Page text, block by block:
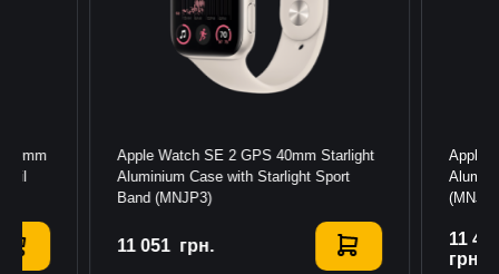
49mm
Apple Watch SE 2 GPS 40mm Starlight
Aluminium Case with Starlight Sport
Band (MNJP3)
11 051 грн.
Купити
Apple
11
грн.